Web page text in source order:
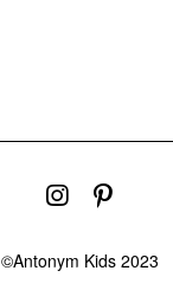
©Antonym Kids 2023